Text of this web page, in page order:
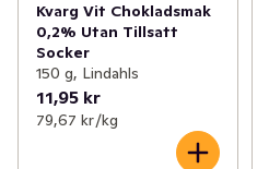
Kvarg Vit Chokladsmak
0,2% Utan Tillsatt
Socker
150 g, Lindahls
11,95 kr
79,67 kr /kg